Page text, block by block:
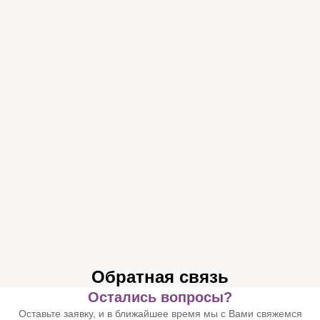
Обратная связь
Остались вопросы?
Оставьте заявку, и в ближайшее время мы с Вами свяжемся